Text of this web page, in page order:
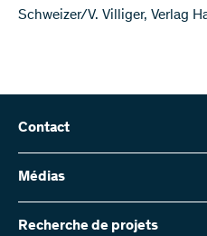
Schweizer/V. Villiger, Verlag
Contact
Fonds national suisse (FNS)
Wildhainweg 3
Contactez-nous
Médias
Service de presse
Rapport annuel
Recherche de projets